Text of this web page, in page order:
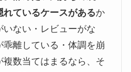
れているケースがあるか
いない・レビューがな
乖離している・体調を崩
複数当てはまるなら、そ